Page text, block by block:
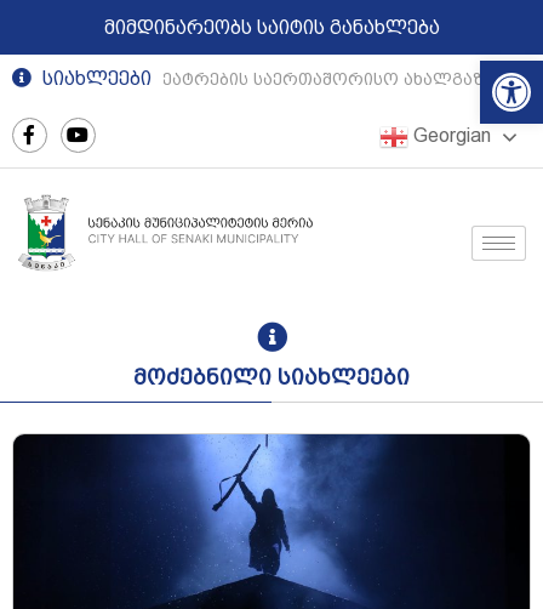
მიმდინარეობს საიტის განახლება
სიახლეები
რეგიონული თეატრების საერთაშორისო ახალგაზრდული
Georgian
მოძებნილი სიახლეები